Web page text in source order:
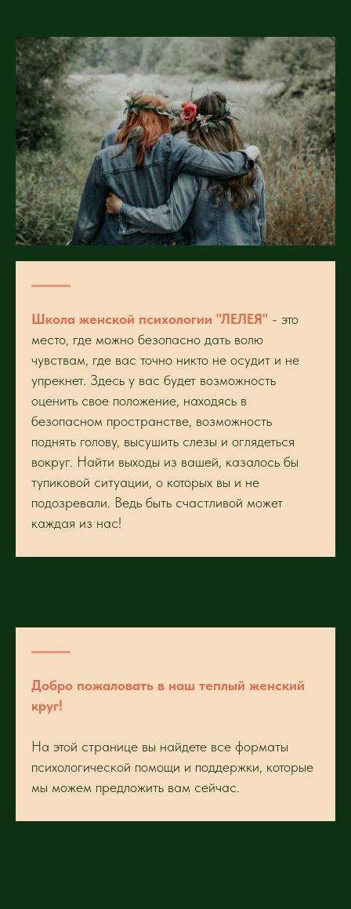
Школа женской психологии "ЛЕЛЕЯ" - это
место, где можно безопасно дать волю
чувствам, где вас точно никто не осудит и не
упрекнет. Здесь у вас будет возможность
оценить свое положение, находясь в
безопасном пространстве, возможность
поднять голову, высушить слезы и оглядеться
вокруг. Найти выходы из вашей, казалось бы
тупиковой ситуации, о которых вы и не
подозревали. Ведь быть счастливой может
каждая из нас!
Добро пожаловать в наш теплый женский
круг!
На этой странице вы найдете все форматы
психологической помощи и поддержки, которые
мы можем предложить вам сейчас.